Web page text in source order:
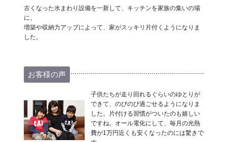
古くなった水まわり設備を一新して、キッチンを家族の集いの場
に。
増築や収納力アップによって、家がスッキリ片付くようになりま
した。
お客様の声
子供たちが走り回れるぐらいのゆとりが
できて、のびのび過ごせるようになりま
した。片付ける習慣がついたのも嬉しい
ですね。オール電化にして、毎月の光熱
費が1万円近くも安くなったのには驚きで